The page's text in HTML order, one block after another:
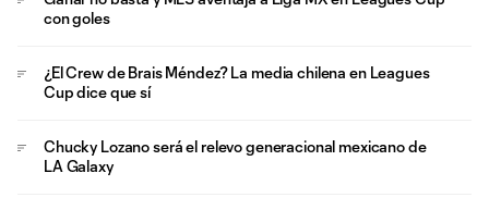
con goles
¿El Crew de Brais Méndez? La media chilena en Leagues
Cup dice que sí
Chucky Lozano será el relevo generacional mexicano de
LA Galaxy